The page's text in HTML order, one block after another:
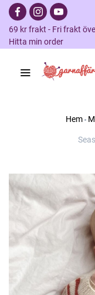
69 kr frakt - Fri frakt
Hitta min order
Hem